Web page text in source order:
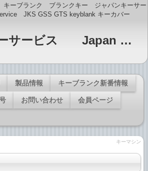
ブランク ブランクキー ジャパンキーサー
JKS GSS GTS keyblank キーカバー
ジャパンキーサービス Japan Key Service JKS GTS・GSS印 キーブランク販売
製品情報 キーブランク新番情報
お問い合わせ 会員ページ
キーマシン